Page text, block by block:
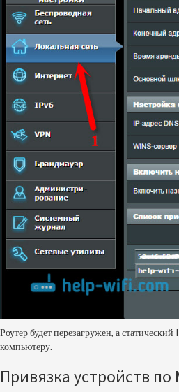
Роутер будет перезагружен, а
компьютеру.
Привязка устройств по